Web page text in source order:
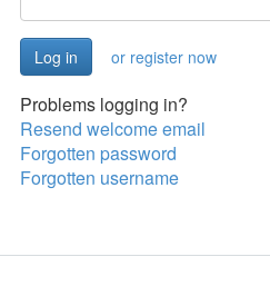
or register now
Problems logging in?
Resend welcome email
Forgotten password
Forgotten username